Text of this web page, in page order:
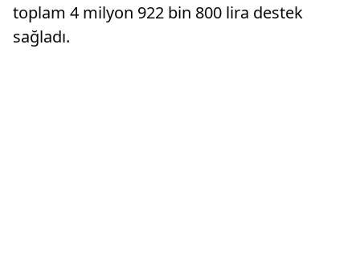
toplam 4 milyon 922 bin 800 lira destek
sağladı.